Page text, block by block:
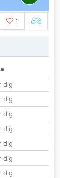
1
dig
dig
dig
dig
dig
dig
dig